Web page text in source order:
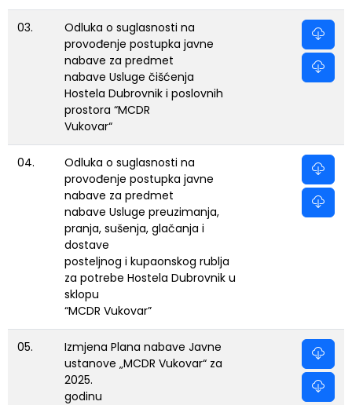
03.
Odluka o suglasnosti na
provođenje postupka javne
nabave za predmet
nabave Usluge čišćenja
Hostela Dubrovnik i poslovnih
prostora “MCDR
Vukovar“
04.
Odluka o suglasnosti na
provođenje postupka javne
nabave za predmet
nabave Usluge preuzimanja,
pranja, sušenja, glačanja i
dostave
posteljnog i kupaonskog rublja
za potrebe Hostela Dubrovnik u
sklopu
“MCDR Vukovar”
05.
Izmjena Plana nabave Javne
ustanove „MCDR Vukovar“ za
2025.
godinu